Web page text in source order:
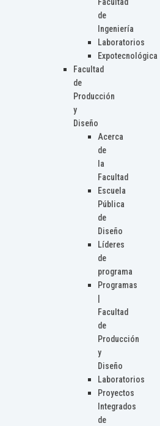
Facultad
de
Ingeniería
Laboratorios
Expotecnológica
Facultad
de
Producción
y
Diseño
Acerca
de
la
Facultad
Escuela
Pública
de
Diseño
Líderes
de
programa
Programas
Facultad
de
Producción
y
Diseño
Laboratorios
Proyectos
Integrados
de